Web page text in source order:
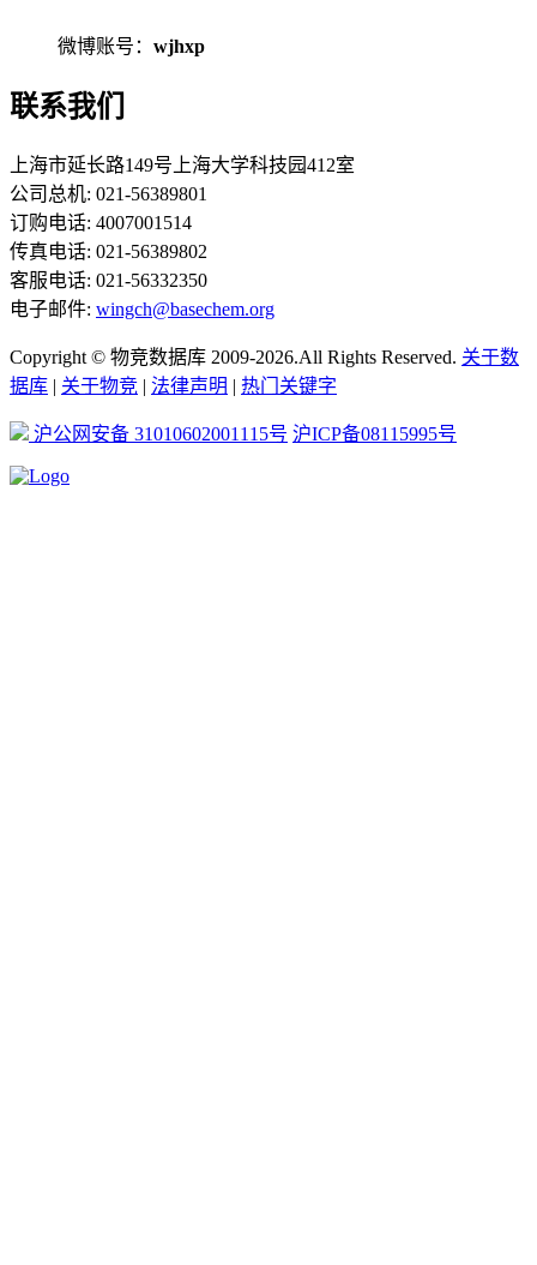
微博账号： wjhxp
联系我们
上海市延长路149号上海大学科技园412室
公司总机: 021-56389801
订购电话: 4007001514
传真电话: 021-56389802
客服电话: 021-56332350
电子邮件: wingch@basechem.org
Copyright © 物竞数据库 2009-2026.All Rights Reserved. 关于数
据库 | 关于物竞 | 法律声明 | 热门关键字
沪公网安备 31010602001115号 沪ICP备08115995号